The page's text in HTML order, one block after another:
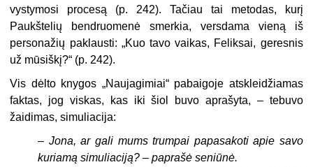
vystymosi procesą (p. 242). Tačiau tai metodas, kurį
Paukštelių bendruomenė smerkia, versdama vieną iš
personažių paklausti: „Kuo tavo vaikas, Feliksai, geresnis
už mūsiškį?“ (p. 242).
Vis dėlto knygos „Naujagimiai“ pabaigoje atskleidžiamas
faktas, jog viskas, kas iki šiol buvo aprašyta, – tebuvo
žaidimas, simuliacija:
– Jona, ar gali mums trumpai papasakoti apie savo
kuriamą simuliaciją? – paprašė seniūnė.